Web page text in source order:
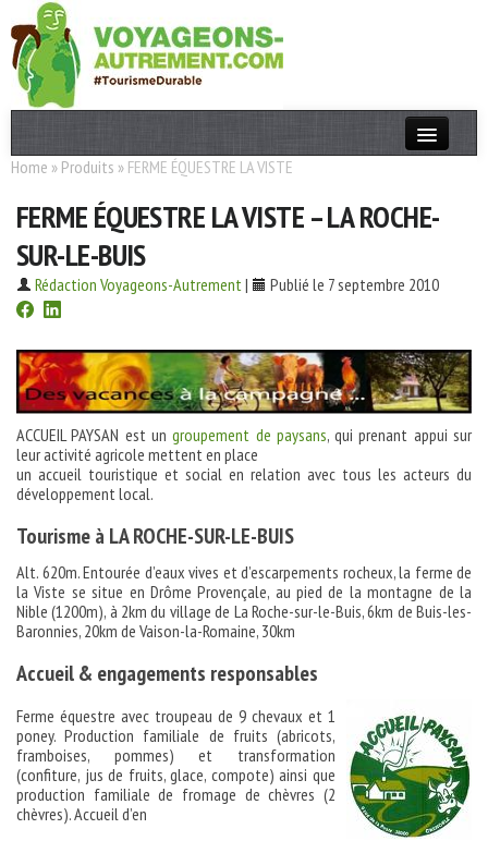
Actualités
T. Responsable
Destinations
Acteurs
Thèmes
OK
Home » Produits » FERME ÉQUESTRE LA VISTE
FERME ÉQUESTRE LA VISTE – LA ROCHE-
SUR-LE-BUIS
Rédaction Voyageons-Autrement| Publié le 7 septembre 2010
ACCUEIL PAYSAN est ungroupement de paysans, qui prenant appui sur
leur activité agricole mettent en place
un accueil touristique et social en relation avec tous les acteurs du
développement local.
Tourisme à LA ROCHE-SUR-LE-BUIS
Alt. 620m. Entourée d’eaux vives et d’escarpements rocheux, la ferme de
la Viste se situe en Drôme Provençale, au pied de la montagne de la
Nible (1200m), à 2km du village de La Roche-sur-le-Buis, 6km de Buis-les-
Baronnies, 20km de Vaison-la-Romaine, 30km
Accueil & engagements responsables
Ferme équestre avec troupeau de 9 chevaux et 1
poney. Production familiale de fruits (abricots,
framboises, pommes) et transformation
(confiture, jus de fruits, glace, compote) ainsi que
production familiale de fromage de chèvres (2
chèvres). Accueil d’en